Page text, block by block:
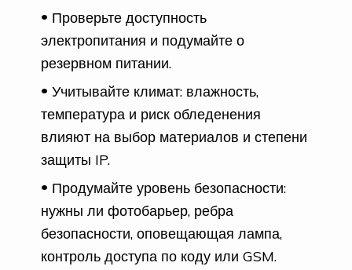
Проверьте доступность
электропитания и подумайте о
резервном питании.
Учитывайте климат: влажность,
температура и риск обледенения
влияют на выбор материалов и степени
защиты IP.
Продумайте уровень безопасности:
нужны ли фотобарьер, ребра
безопасности, оповещающая лампа,
контроль доступа по коду или GSM.